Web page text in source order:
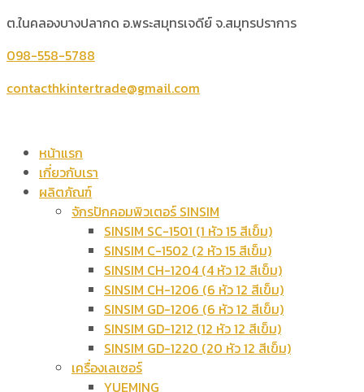
ต.ในคลองบางปลากด อ.พระสมุทรเจดีย์ จ.สมุทรปราการ
098-558-5788
contacthkintertrade@gmail.com
หน้าแรก
เกี่ยวกับเรา
ผลิตภัณฑ์
จักรปักคอมพิวเตอร์ SINSIM
SINSIM SC-1501 (1 หัว 15 สีเข็ม)
SINSIM C-1502 (2 หัว 15 สีเข็ม)
SINSIM CH-1204 (4 หัว 12 สีเข็ม)
SINSIM CH-1206 (6 หัว 12 สีเข็ม)
SINSIM GD-1206 (6 หัว 12 สีเข็ม)
SINSIM GD-1212 (12 หัว 12 สีเข็ม)
SINSIM GD-1220 (20 หัว 12 สีเข็ม)
เครื่องเลเซอร์
YUEMING